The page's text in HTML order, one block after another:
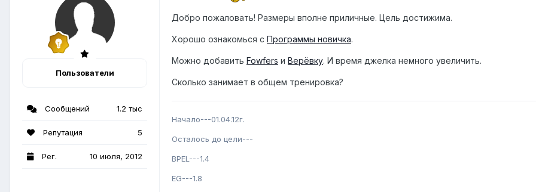
Пользователи
Сообщений 1.2 тыс
Репутация 5
Рег. 10 июля, 2012
Добро пожаловать! Размеры вполне приличные. Цель достижима.
Хорошо ознакомься с Программы новичка.
Можно добавить Fowfers и Верёвку. И время джелка немного увеличить.
Сколько занимает в общем тренировка?
Начало---01.04.12г.
Осталось до цели---
BPEL---1.4
EG---1.8